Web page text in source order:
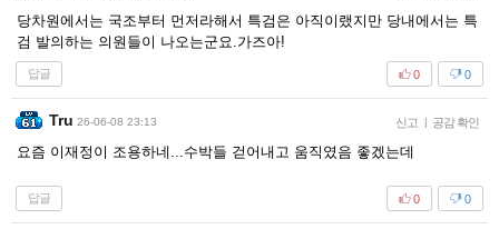
당차원에서는 국조부터 먼저라해서 특검은 아직이랬지만 당내에서는 특
검 발의하는 의원들이 나오는군요.가즈아!
답글 0
0
Tru 26-06-08 23:13 신고 공감 확인
요즘 이재정이 조용하네...수박들 걷어내고 움직였음 좋겠는데
답글 0
0